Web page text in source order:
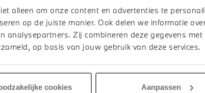
alleen om onze content en advertenties te
op de juiste manier. Ook delen we informatie
analysepartners. Zij combineren deze gegevens
op basis van jouw gebruik van deze services.
cookies Aanpassen